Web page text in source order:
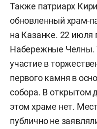
Также патриарх
обновленный храм-
на Казанке. 22 июля
Набережные Челны.
участие в
первого камня в
собора. В открытом
этом храме нет.
публично не